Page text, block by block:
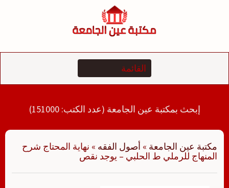
إبحث بمكتبة عين الجامعة (عدد الكتب: 151000)
مكتبة عين الجامعة » أصول الفقه » نهاية المحتاج شرح
المنهاج للرملي ط الحلبي – يوجد نقص